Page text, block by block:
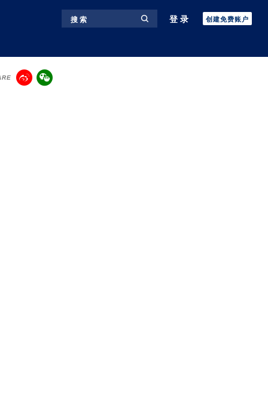
搜 索 登录 创建免费账户